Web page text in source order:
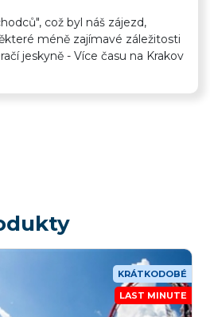
což byl náš zájezd,
méně zajímavé záležitosti
jeskyně - Více času na Krakov
KRÁTKODOBÉ
LAST MINUTE